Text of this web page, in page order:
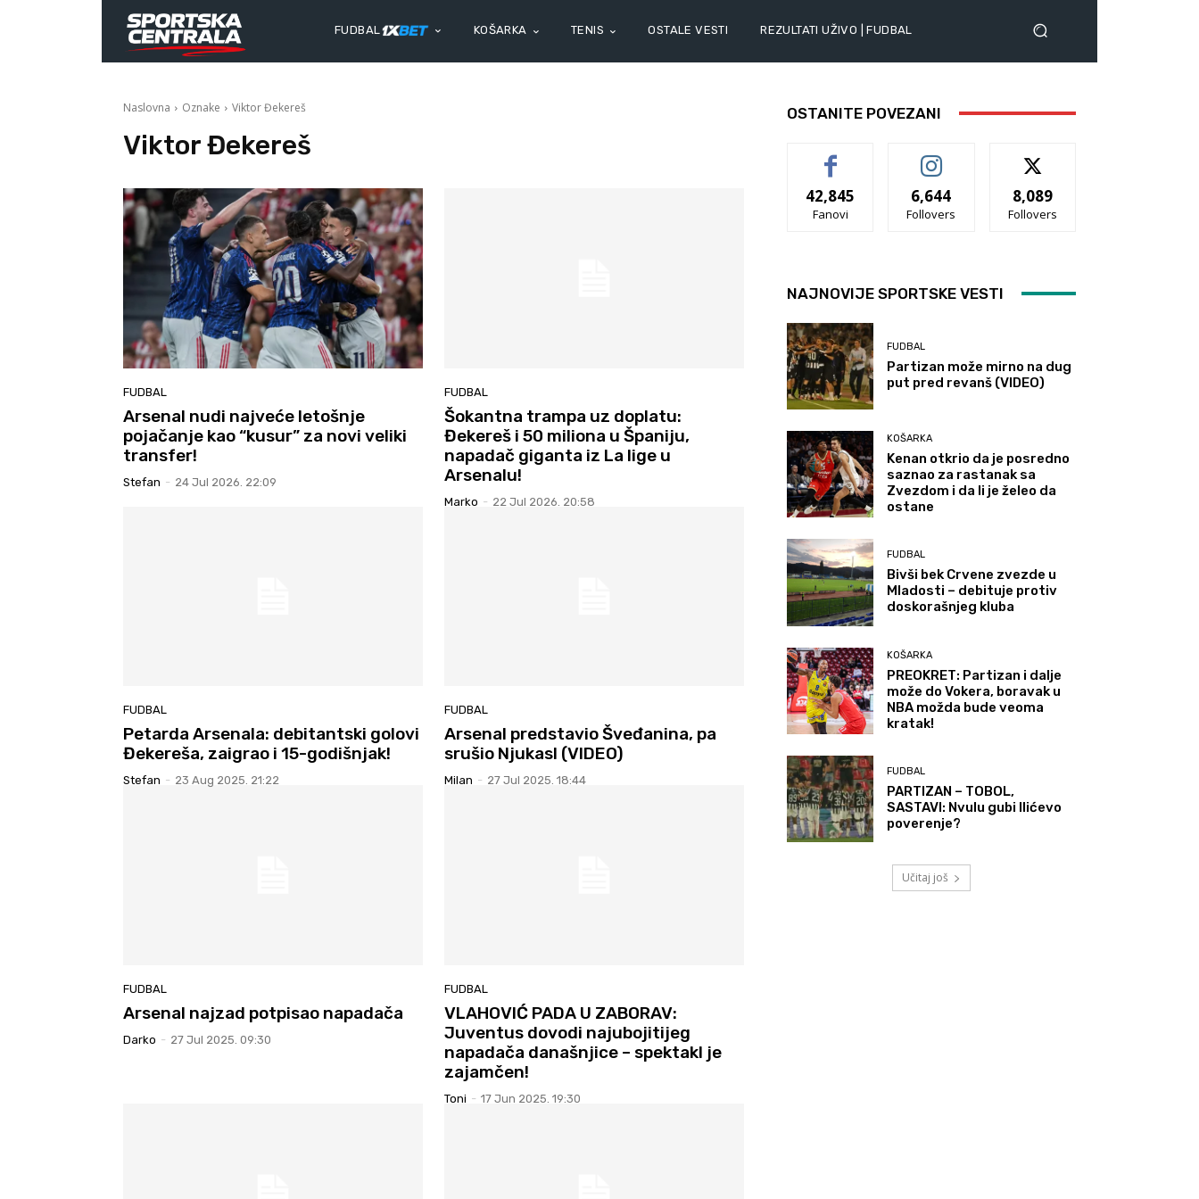
FUDBAL KOŠARKA TENIS OSTALE VESTI REZULTATI UŽIVO | FUDBAL
Naslovna Oznake Viktor Đekereš
Viktor Đekereš
FUDBAL
Arsenal nudi najveće letošnje
pojačanje kao “kusur” za novi veliki
transfer!
Stefan - 24 Jul 2026. 22:09
FUDBAL
Šokantna trampa uz doplatu:
Đekereš i 50 miliona u Španiju,
napadač giganta iz La lige u
Arsenalu!
Marko - 22 Jul 2026. 20:58
FUDBAL
Petarda Arsenala: debitantski golovi
Đekereša, zaigrao i 15-godišnjak!
Stefan - 23 Aug 2025. 21:22
FUDBAL
Arsenal predstavio Šveđanina, pa
srušio Njukasl (VIDEO)
Milan - 27 Jul 2025. 18:44
FUDBAL
Arsenal najzad potpisao napadača
Darko - 27 Jul 2025. 09:30
FUDBAL
VLAHOVIĆ PADA U ZABORAV:
Juventus dovodi najubojitijeg
napadača današnjice – spektakl je
zajamčen!
Toni - 17 Jun 2025. 19:30
OSTANITE POVEZANI
42,845
Fanovi
6,644
Follovers
8,089
Follovers
NAJNOVIJE SPORTSKE VESTI
FUDBAL
Partizan može mirno na dug
put pred revanš (VIDEO)
KOŠARKA
Kenan otkrio da je posredno
saznao za rastanak sa
Zvezdom i da li je želeo da
ostane
FUDBAL
Bivši bek Crvene zvezde u
Mladosti – debituje protiv
doskorašnjeg kluba
KOŠARKA
PREOKRET: Partizan i dalje
može do Vokera, boravak u
NBA možda bude veoma
kratak!
FUDBAL
PARTIZAN – TOBOL,
SASTAVI: Nvulu gubi Ilićevo
poverenje?
Učitaj još